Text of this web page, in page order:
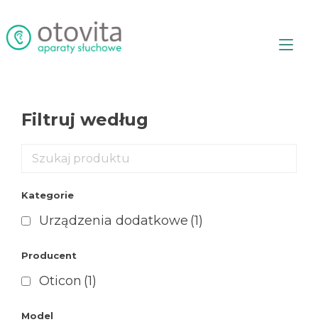
treści
Filtruj według
Kategorie
Urządzenia dodatkowe (1)
Producent
Oticon (1)
Model